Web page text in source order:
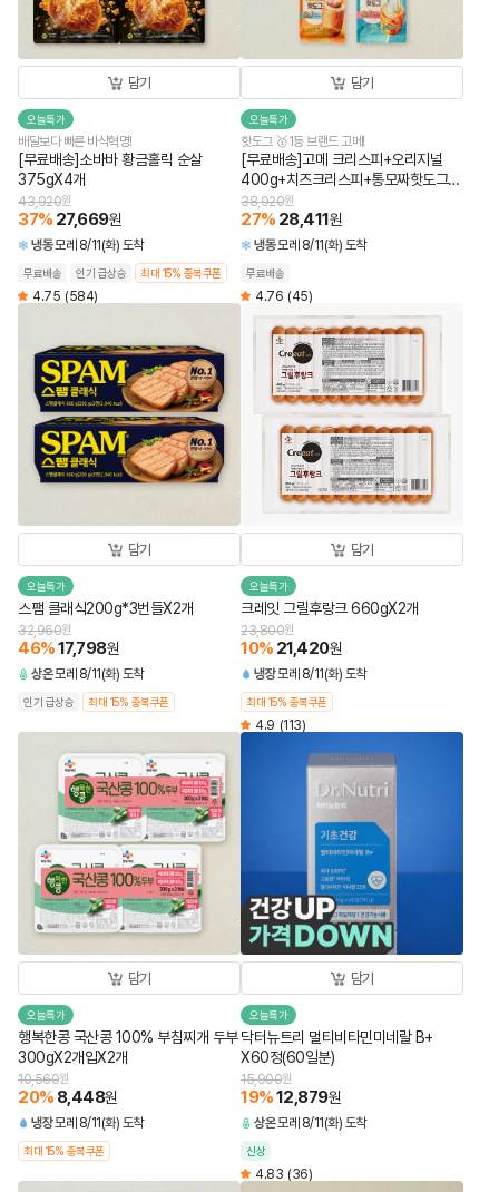
담기
오늘특가
배달보다 빠른 바삭혁명!
[무료배송]소바바 황금홀릭 순살
375gX4개
43,920원
37% 27,669원
냉동모레 8/11(화) 도착
무료배송 인기 급상승 최대 15% 중복쿠폰
4.75 (584)
담기
오늘특가
핫도그 🥇1등 브랜드 고메!
[무료배송]고메 크리스피+오리지널
400g+치즈크리스피+통모짜핫도그
340g (총 4개)
38,920원
27% 28,411원
냉동모레 8/11(화) 도착
무료배송
4.76 (45)
담기
오늘특가
스팸 클래식200g*3번들X2개
32,960원
46%17,798원
상온모레 8/11(화) 도착
인기 급상승 최대 15% 중복쿠폰
담기
오늘특가
크레잇 그릴후랑크 660gX2개
23,800원
10% 21,420원
냉장모레 8/11(화) 도착
최대 15% 중복쿠폰
4.9 (113)
담기
오늘특가
행복한콩 국산콩 100% 부침찌개 두부
300gX2개입X2개
10,560원
20% 8,448원
냉장모레 8/11(화) 도착
최대 15% 중복쿠폰
담기
오늘특가
닥터뉴트리 멀티비타민미네랄 B+
X60정(60일분)
15,900원
19%12,879원
상온모레 8/11(화) 도착
신상
4.83 (36)